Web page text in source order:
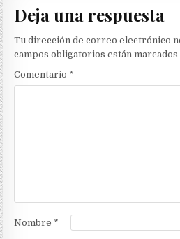
Deja una respuesta
Tu dirección de correo electrónico
campos obligatorios están marcados
Comentario *
Nombre *